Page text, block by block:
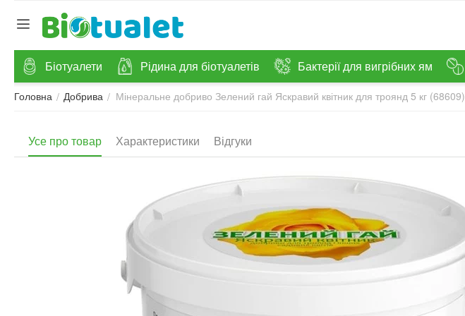
Біотуалети Рідина для біотуалетів Бактерії для вигрібних ям
Головна / Добрива / Мінеральне добриво Зелений гай Яскравий квітник для троянд 5 кг (68609)
Усе про товар Характеристики Відгуки